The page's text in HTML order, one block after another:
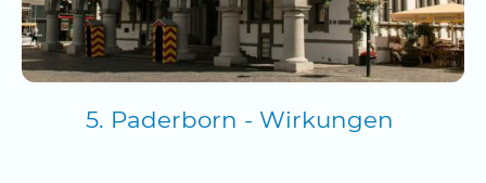
5. Paderborn - Wirkungen